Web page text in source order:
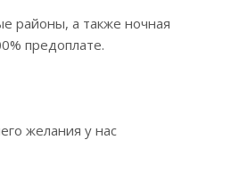
районы, а также ночная
предоплате.
желания у нас